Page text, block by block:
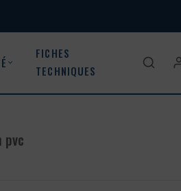
FICHES
TECHNIQUES